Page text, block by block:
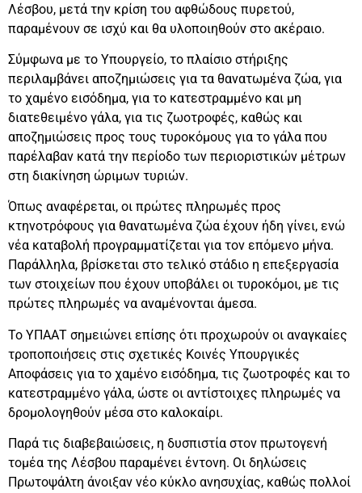
Λέσβου, μετά την κρίση του αφθώδους πυρετού,
παραμένουν σε ισχύ και θα υλοποιηθούν στο ακέραιο.
Σύμφωνα με το Υπουργείο, το πλαίσιο στήριξης
περιλαμβάνει αποζημιώσεις για τα θανατωμένα ζώα, για
το χαμένο εισόδημα, για το κατεστραμμένο και μη
διατεθειμένο γάλα, για τις ζωοτροφές, καθώς και
αποζημιώσεις προς τους τυροκόμους για το γάλα που
παρέλαβαν κατά την περίοδο των περιοριστικών μέτρων
στη διακίνηση ώριμων τυριών.
Όπως αναφέρεται, οι πρώτες πληρωμές προς
κτηνοτρόφους για θανατωμένα ζώα έχουν ήδη γίνει, ενώ
νέα καταβολή προγραμματίζεται για τον επόμενο μήνα.
Παράλληλα, βρίσκεται στο τελικό στάδιο η επεξεργασία
των στοιχείων που έχουν υποβάλει οι τυροκόμοι, με τις
πρώτες πληρωμές να αναμένονται άμεσα.
Το ΥΠΑΑΤ σημειώνει επίσης ότι προχωρούν οι αναγκαίες
τροποποιήσεις στις σχετικές Κοινές Υπουργικές
Αποφάσεις για το χαμένο εισόδημα, τις ζωοτροφές και το
κατεστραμμένο γάλα, ώστε οι αντίστοιχες πληρωμές να
δρομολογηθούν μέσα στο καλοκαίρι.
Παρά τις διαβεβαιώσεις, η δυσπιστία στον πρωτογενή
τομέα της Λέσβου παραμένει έντονη. Οι δηλώσεις
Πρωτοψάλτη άνοιξαν νέο κύκλο ανησυχίας, καθώς πολλοί